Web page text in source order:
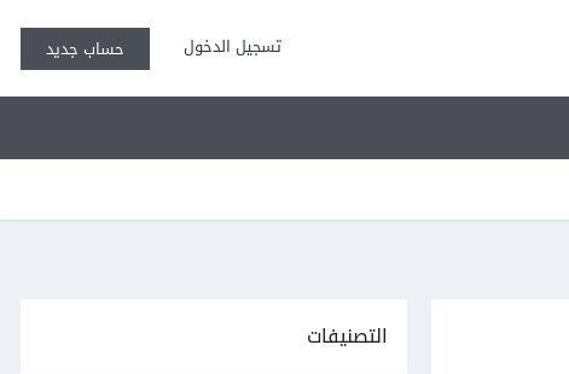
تسجيل الدخول حساب جديد
التصنيفات